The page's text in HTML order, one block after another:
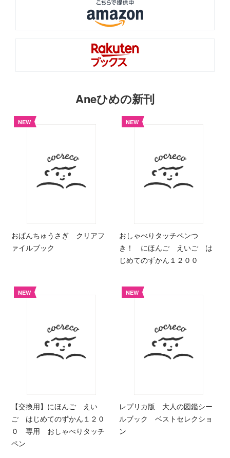
Aneひめの新刊
NEW
おぱんちゅうさぎ クリアフ
ァイルブック
NEW
おしゃべりタッチペンつ
き！ にほんご えいご は
じめてのずかん１２００
NEW
【交換用】にほんご えい
ご はじめてのずかん１２０
０ 専用 おしゃべりタッチ
ペン
NEW
レプリカ版 大人の図鑑シー
ルブック ベストセレクショ
ン